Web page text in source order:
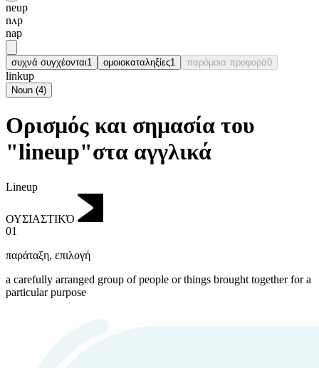
neup
nʌp
nap
συχνά συγχέονται1 ομοιοκαταληξίες1 παρόμοια προφορά0
linkup
Noun (4)
Ορισμός και σημασία του
"lineup"στα αγγλικά
Lineup
ΟΥΣΙΑΣΤΙΚΌ
01
παράταξη, επιλογή
a carefully arranged group of people or things brought together for a
particular purpose